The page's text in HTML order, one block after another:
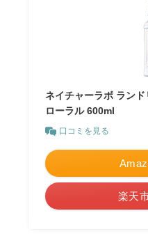
ネイチャーラボ ラン
ローラル 600ml
口コミを見る
楽天